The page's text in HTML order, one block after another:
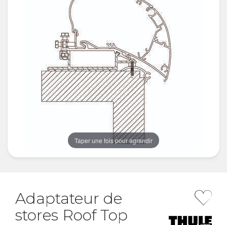
Taper une fois pour agrandir
Adaptateur de
stores Roof Top